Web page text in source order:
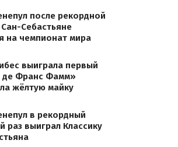
после рекордной
Себастьяне
на чемпионат мира
выиграла первый
де Франс Фамм»
жёлтую майку
в рекордный
раз выиграл Классику